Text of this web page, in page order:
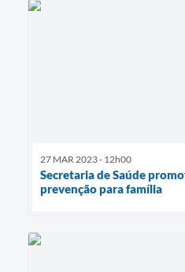
27 MAR 2023 - 12h00
Secretaria de Saúde
prevenção para família